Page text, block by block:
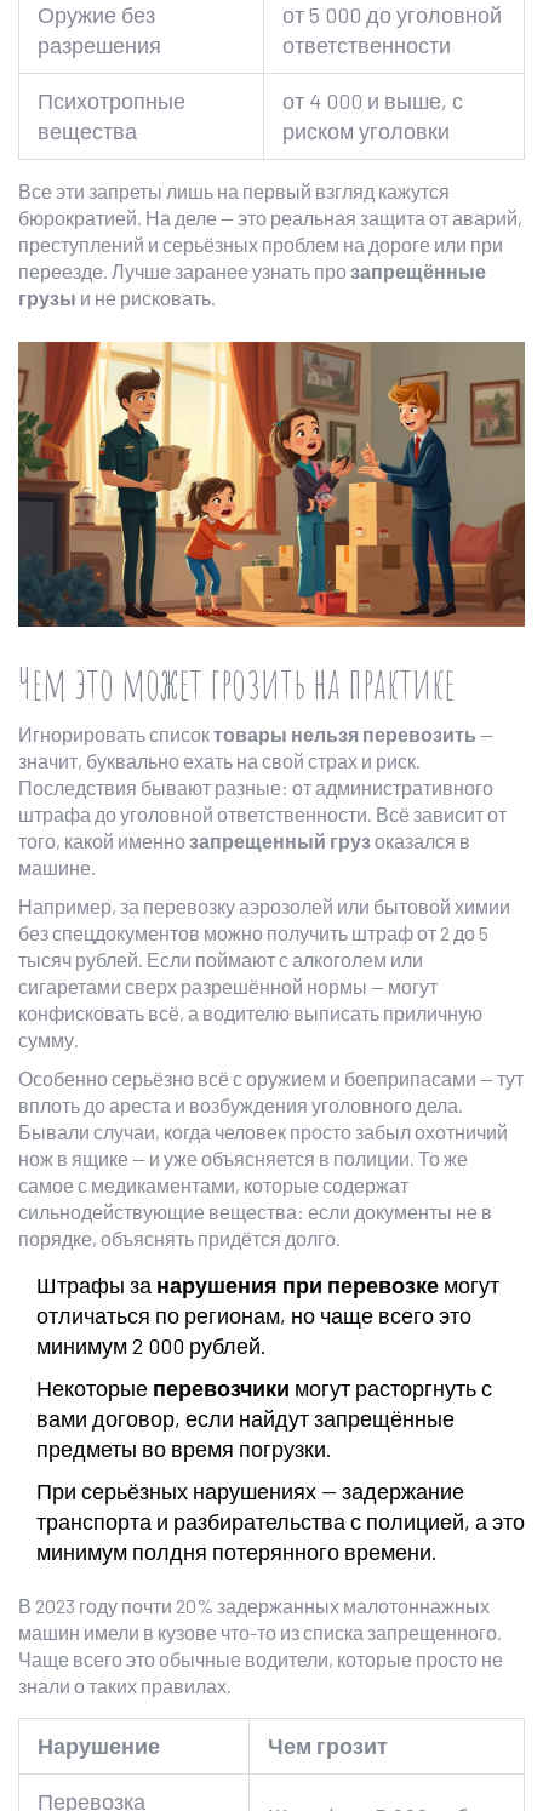
Оружие без
разрешения
от 5 000 до уголовной
ответственности
Психотропные
вещества
от 4 000 и выше, с
риском уголовки
Все эти запреты лишь на первый взгляд кажутся
бюрократией. На деле — это реальная защита от аварий,
преступлений и серьёзных проблем на дороге или при
переезде. Лучше заранее узнать прозапрещённые
грузы и не рисковать.
Чем это может грозить на практике
Игнорировать списоктовары нельзя перевозить —
значит, буквально ехать на свой страх и риск.
Последствия бывают разные: от административного
штрафа до уголовной ответственности. Всё зависит от
того, какой именнозапрещенный грузоказался в
машине.
Например, за перевозку аэрозолей или бытовой химии
без спецдокументов можно получить штраф от 2 до 5
тысяч рублей. Если поймают с алкоголем или
сигаретами сверх разрешённой нормы — могут
конфисковать всё, а водителю выписать приличную
сумму.
Особенно серьёзно всё с оружием и боеприпасами — тут
вплоть до ареста и возбуждения уголовного дела.
Бывали случаи, когда человек просто забыл охотничий
нож в ящике — и уже объясняется в полиции. То же
самое с медикаментами, которые содержат
сильнодействующие вещества: если документы не в
порядке, объяснять придётся долго.
Штрафы за нарушения при перевозке могут
отличаться по регионам, но чаще всего это
минимум 2 000 рублей.
Некоторые перевозчики могут расторгнуть с
вами договор, если найдут запрещённые
предметы во время погрузки.
При серьёзных нарушениях — задержание
транспорта и разбирательства с полицией, а это
минимум полдня потерянного времени.
В 2023 году почти 20% задержанных малотоннажных
машин имели в кузове что-то из списка запрещенного.
Чаще всего это обычные водители, которые просто не
знали о таких правилах.
Нарушение Чем грозит
Перевозка